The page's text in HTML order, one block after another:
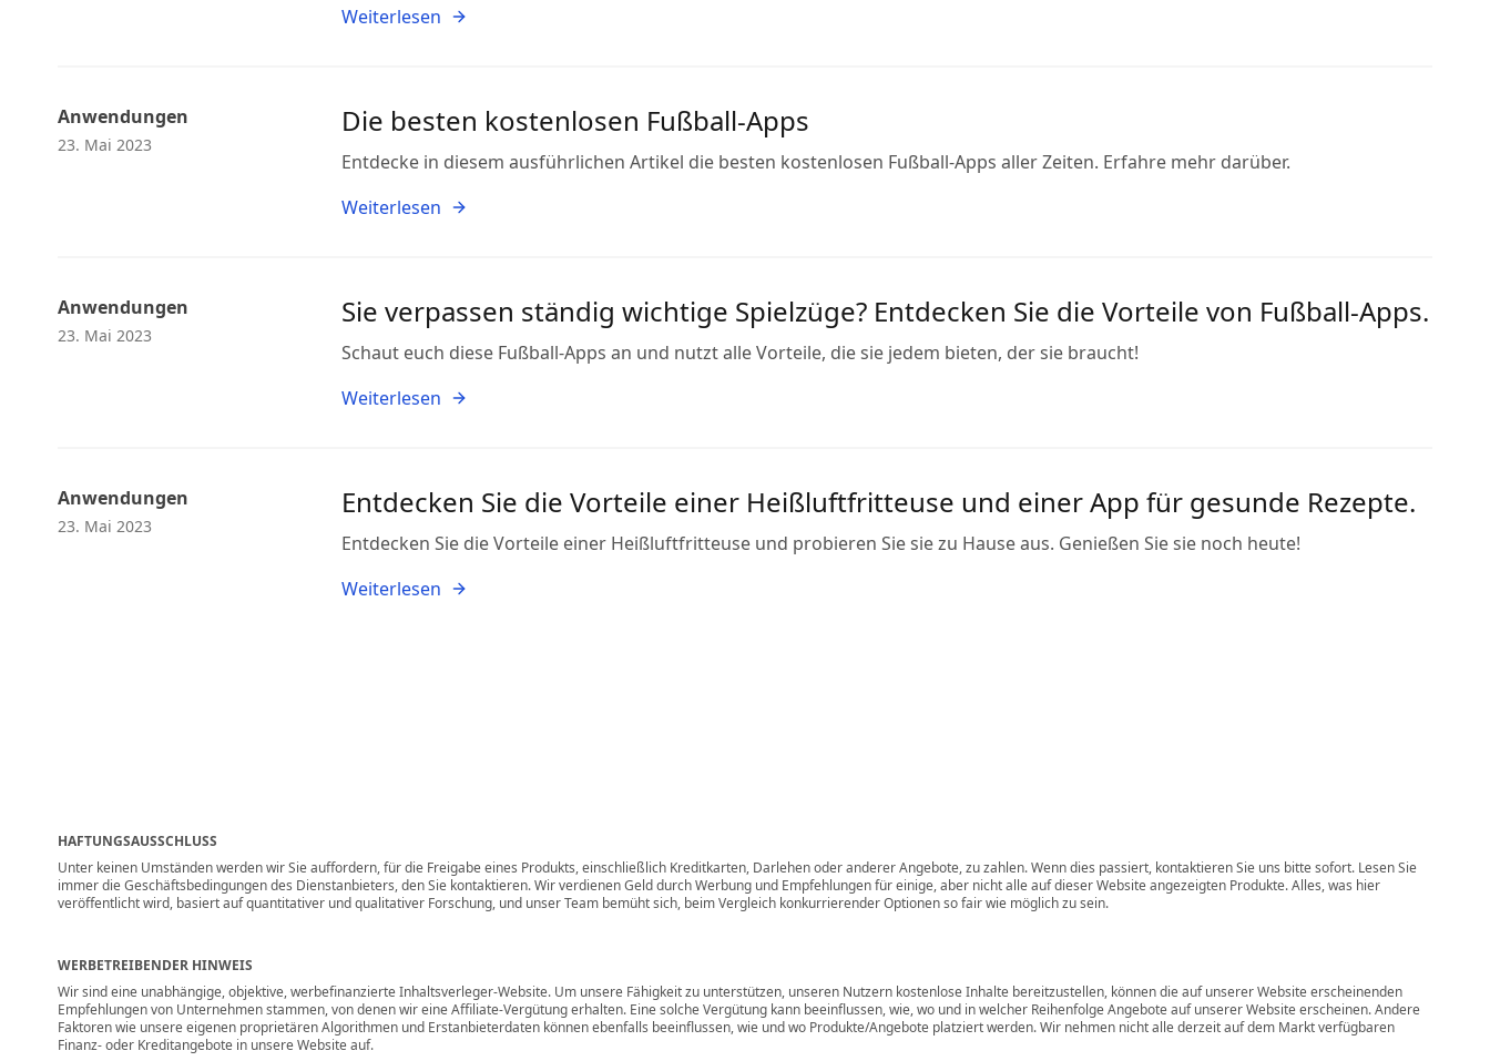
Weiterlesen
Anwendungen
23. Mai 2023
Die besten kostenlosen Fußball-Apps
Entdecke in diesem ausführlichen Artikel die besten kostenlosen Fußball-Apps aller Zeiten. Erfahre mehr darüber.
Weiterlesen
Anwendungen
23. Mai 2023
Sie verpassen ständig wichtige Spielzüge? Entdecken Sie die Vorteile von Fußball-Apps.
Schaut euch diese Fußball-Apps an und nutzt alle Vorteile, die sie jedem bieten, der sie braucht!
Weiterlesen
Anwendungen
23. Mai 2023
Entdecken Sie die Vorteile einer Heißluftfritteuse und einer App für gesunde Rezepte.
Entdecken Sie die Vorteile einer Heißluftfritteuse und probieren Sie sie zu Hause aus. Genießen Sie sie noch heute!
Weiterlesen
HAFTUNGSAUSSCHLUSS
Unter keinen Umständen werden wir Sie auffordern, für die Freigabe eines Produkts, einschließlich Kreditkarten, Darlehen oder anderer Angebote, zu zahlen. Wenn dies passiert, kontaktieren Sie uns bitte sofort. Lesen Sie
immer die Geschäftsbedingungen des Dienstanbieters, den Sie kontaktieren. Wir verdienen Geld durch Werbung und Empfehlungen für einige, aber nicht alle auf dieser Website angezeigten Produkte. Alles, was hier
veröffentlicht wird, basiert auf quantitativer und qualitativer Forschung, und unser Team bemüht sich, beim Vergleich konkurrierender Optionen so fair wie möglich zu sein.
WERBETREIBENDER HINWEIS
Wir sind eine unabhängige, objektive, werbefinanzierte Inhaltsverleger-Website. Um unsere Fähigkeit zu unterstützen, unseren Nutzern kostenlose Inhalte bereitzustellen, können die auf unserer Website erscheinenden
Empfehlungen von Unternehmen stammen, von denen wir eine Affiliate-Vergütung erhalten. Eine solche Vergütung kann beeinflussen, wie, wo und in welcher Reihenfolge Angebote auf unserer Website erscheinen. Andere
Faktoren wie unsere eigenen proprietären Algorithmen und Erstanbieterdaten können ebenfalls beeinflussen, wie und wo Produkte/Angebote platziert werden. Wir nehmen nicht alle derzeit auf dem Markt verfügbaren
Finanz- oder Kreditangebote in unsere Website auf.